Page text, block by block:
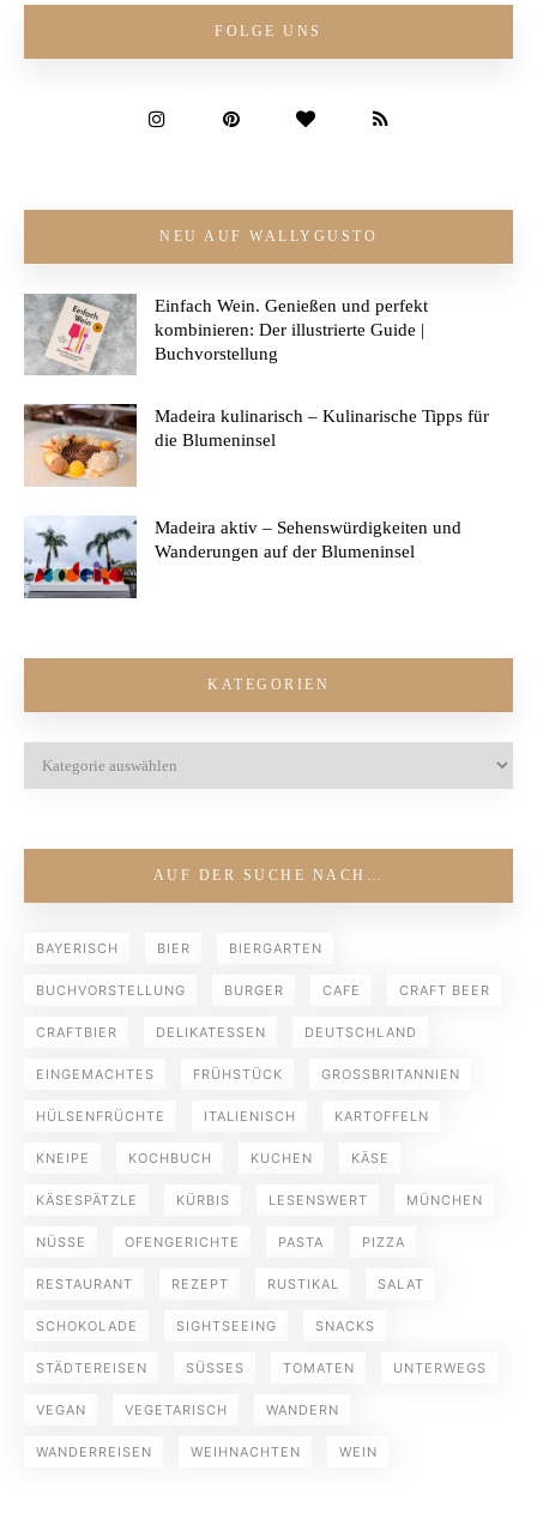
FOLGE UNS
NEU AUF WALLYGUSTO
Einfach Wein. Genießen und perfekt
kombinieren: Der illustrierte Guide |
Buchvorstellung
Madeira kulinarisch – Kulinarische Tipps für
die Blumeninsel
Madeira aktiv – Sehenswürdigkeiten und
Wanderungen auf der Blumeninsel
KATEGORIEN
AUF DER SUCHE NACH…
BAYERISCH BIER BIERGARTEN
BUCHVORSTELLUNG BURGER CAFE CRAFT BEER
CRAFTBIER DELIKATESSEN DEUTSCHLAND
EINGEMACHTES FRÜHSTÜCK GROSSBRITANNIEN
HÜLSENFRÜCHTE ITALIENISCH KARTOFFELN
KNEIPE KOCHBUCH KUCHEN KÄSE
KÄSESPÄTZLE KÜRBIS LESENSWERT MÜNCHEN
NÜSSE OFENGERICHTE PASTA PIZZA
RESTAURANT REZEPT RUSTIKAL SALAT
SCHOKOLADE SIGHTSEEING SNACKS
STÄDTEREISEN SÜSSES TOMATEN UNTERWEGS
VEGAN VEGETARISCH WANDERN
WANDERREISEN WEIHNACHTEN WEIN